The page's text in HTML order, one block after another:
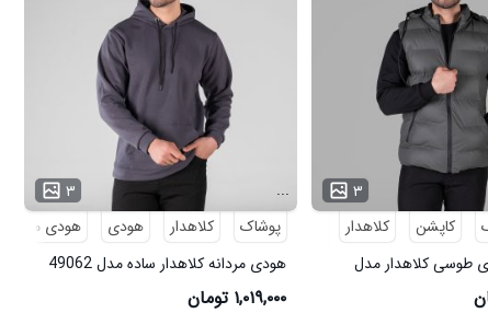
۳
کاپشن
کلاهدار
طوسی کلاهدار مدل
۳
...
پوشاک
کلاهدار هودی
هودی مردانه
هودی مردانه کلاهدار ساده مدل 49062
۱,۰۱۹,۰۰۰ تومان